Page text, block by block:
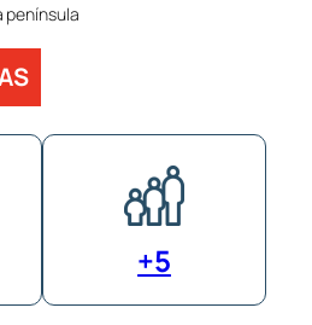
península
+5